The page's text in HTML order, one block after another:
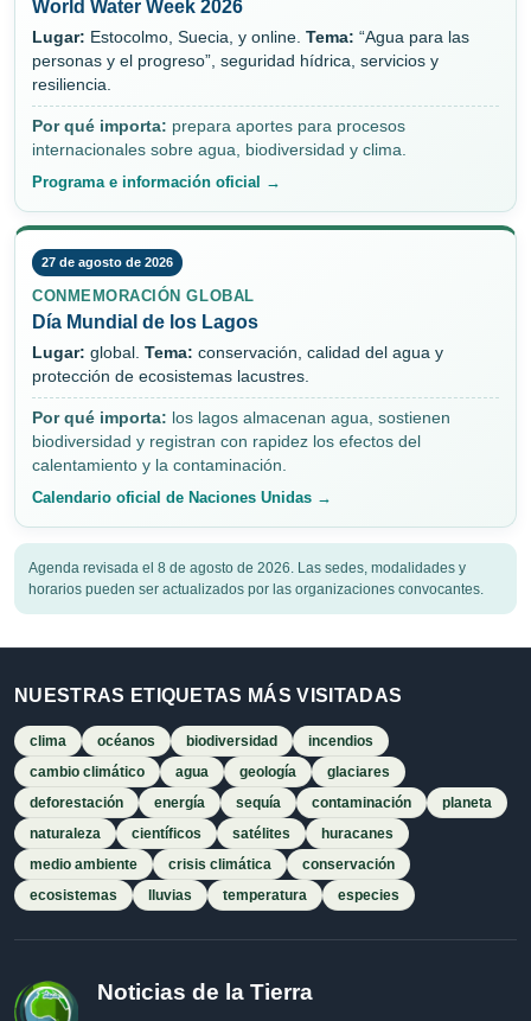
World Water Week 2026
Lugar: Estocolmo, Suecia, y online. Tema: “Agua para las
personas y el progreso”, seguridad hídrica, servicios y
resiliencia.
Por qué importa: prepara aportes para procesos
internacionales sobre agua, biodiversidad y clima.
Programa e información oficial →
27 de agosto de 2026
CONMEMORACIÓN GLOBAL
Día Mundial de los Lagos
Lugar: global. Tema: conservación, calidad del agua y
protección de ecosistemas lacustres.
Por qué importa: los lagos almacenan agua, sostienen
biodiversidad y registran con rapidez los efectos del
calentamiento y la contaminación.
Calendario oficial de Naciones Unidas →
Agenda revisada el 8 de agosto de 2026. Las sedes, modalidades y
horarios pueden ser actualizados por las organizaciones convocantes.
NUESTRAS ETIQUETAS MÁS VISITADAS
clima océanos biodiversidad
incendios
cambio climático
agua geología
glaciares
deforestación
energía sequía contaminación
planeta
naturaleza
científicos satélites
huracanes
medio ambiente
crisis climática
conservación
ecosistemas
lluvias temperatura especies
Noticias de la Tierra